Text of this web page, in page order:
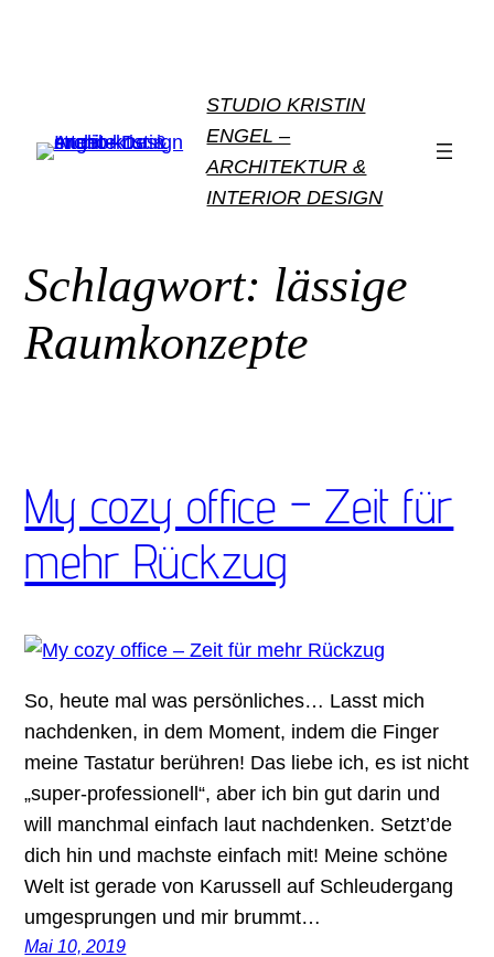
STUDIO KRISTIN
ENGEL –
ARCHITEKTUR &
INTERIOR DESIGN
Schlagwort: lässige
Raumkonzepte
My cozy office – Zeit für
mehr Rückzug
So, heute mal was persönliches… Lasst mich
nachdenken, in dem Moment, indem die Finger
meine Tastatur berühren! Das liebe ich, es ist nicht
„super-professionell“, aber ich bin gut darin und
will manchmal einfach laut nachdenken. Setzt’de
dich hin und machste einfach mit! Meine schöne
Welt ist gerade von Karussell auf Schleudergang
umgesprungen und mir brummt…
Mai 10, 2019